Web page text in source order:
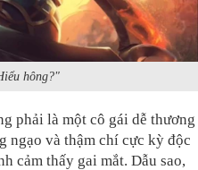
hông?"
phải là một cô gái dễ thương
ngạo và thậm chí cực kỳ độc
cảm thấy gai mắt. Dẫu sao,